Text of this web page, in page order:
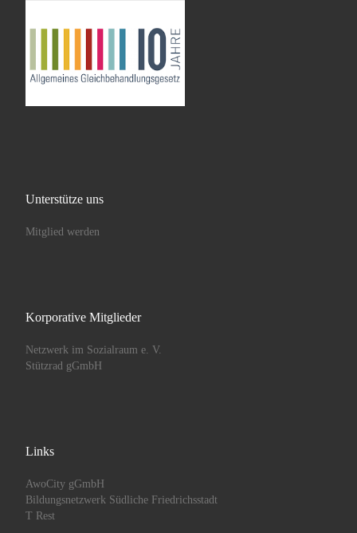
Unterstütze uns
Mitglied werden
Korporative Mitglieder
Netzwerk im Sozialraum e. V.
Stützrad gGmbH
Links
AwoCity gGmbH
Bildungsnetzwerk Südliche Friedrichsstadt
T Rest